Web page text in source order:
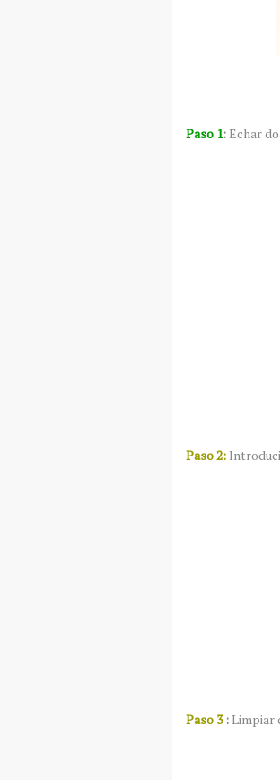
Paso 1: Echar
Paso 2:
Paso 3:Limpiar